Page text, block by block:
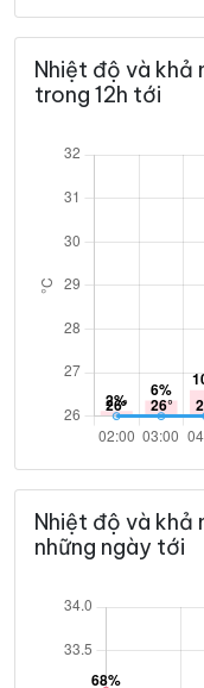
Nhiệt độ và khả
trong 12h tới
Nhiệt độ và khả
những ngày tới